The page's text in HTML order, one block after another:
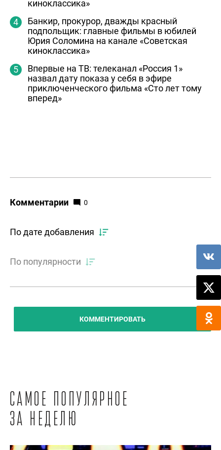
киноклассика»
Банкир, прокурор, дважды красный
подпольщик: главные фильмы в юбилей
Юрия Соломина на канале «Советская
киноклассика»
Впервые на ТВ: телеканал «Россия 1»
назвал дату показа у себя в эфире
приключенческого фильма «Сто лет тому
вперед»
Комментарии 0
По дате добавления
По популярности
КОММЕНТИРОВАТЬ
Самое популярное
за неделю